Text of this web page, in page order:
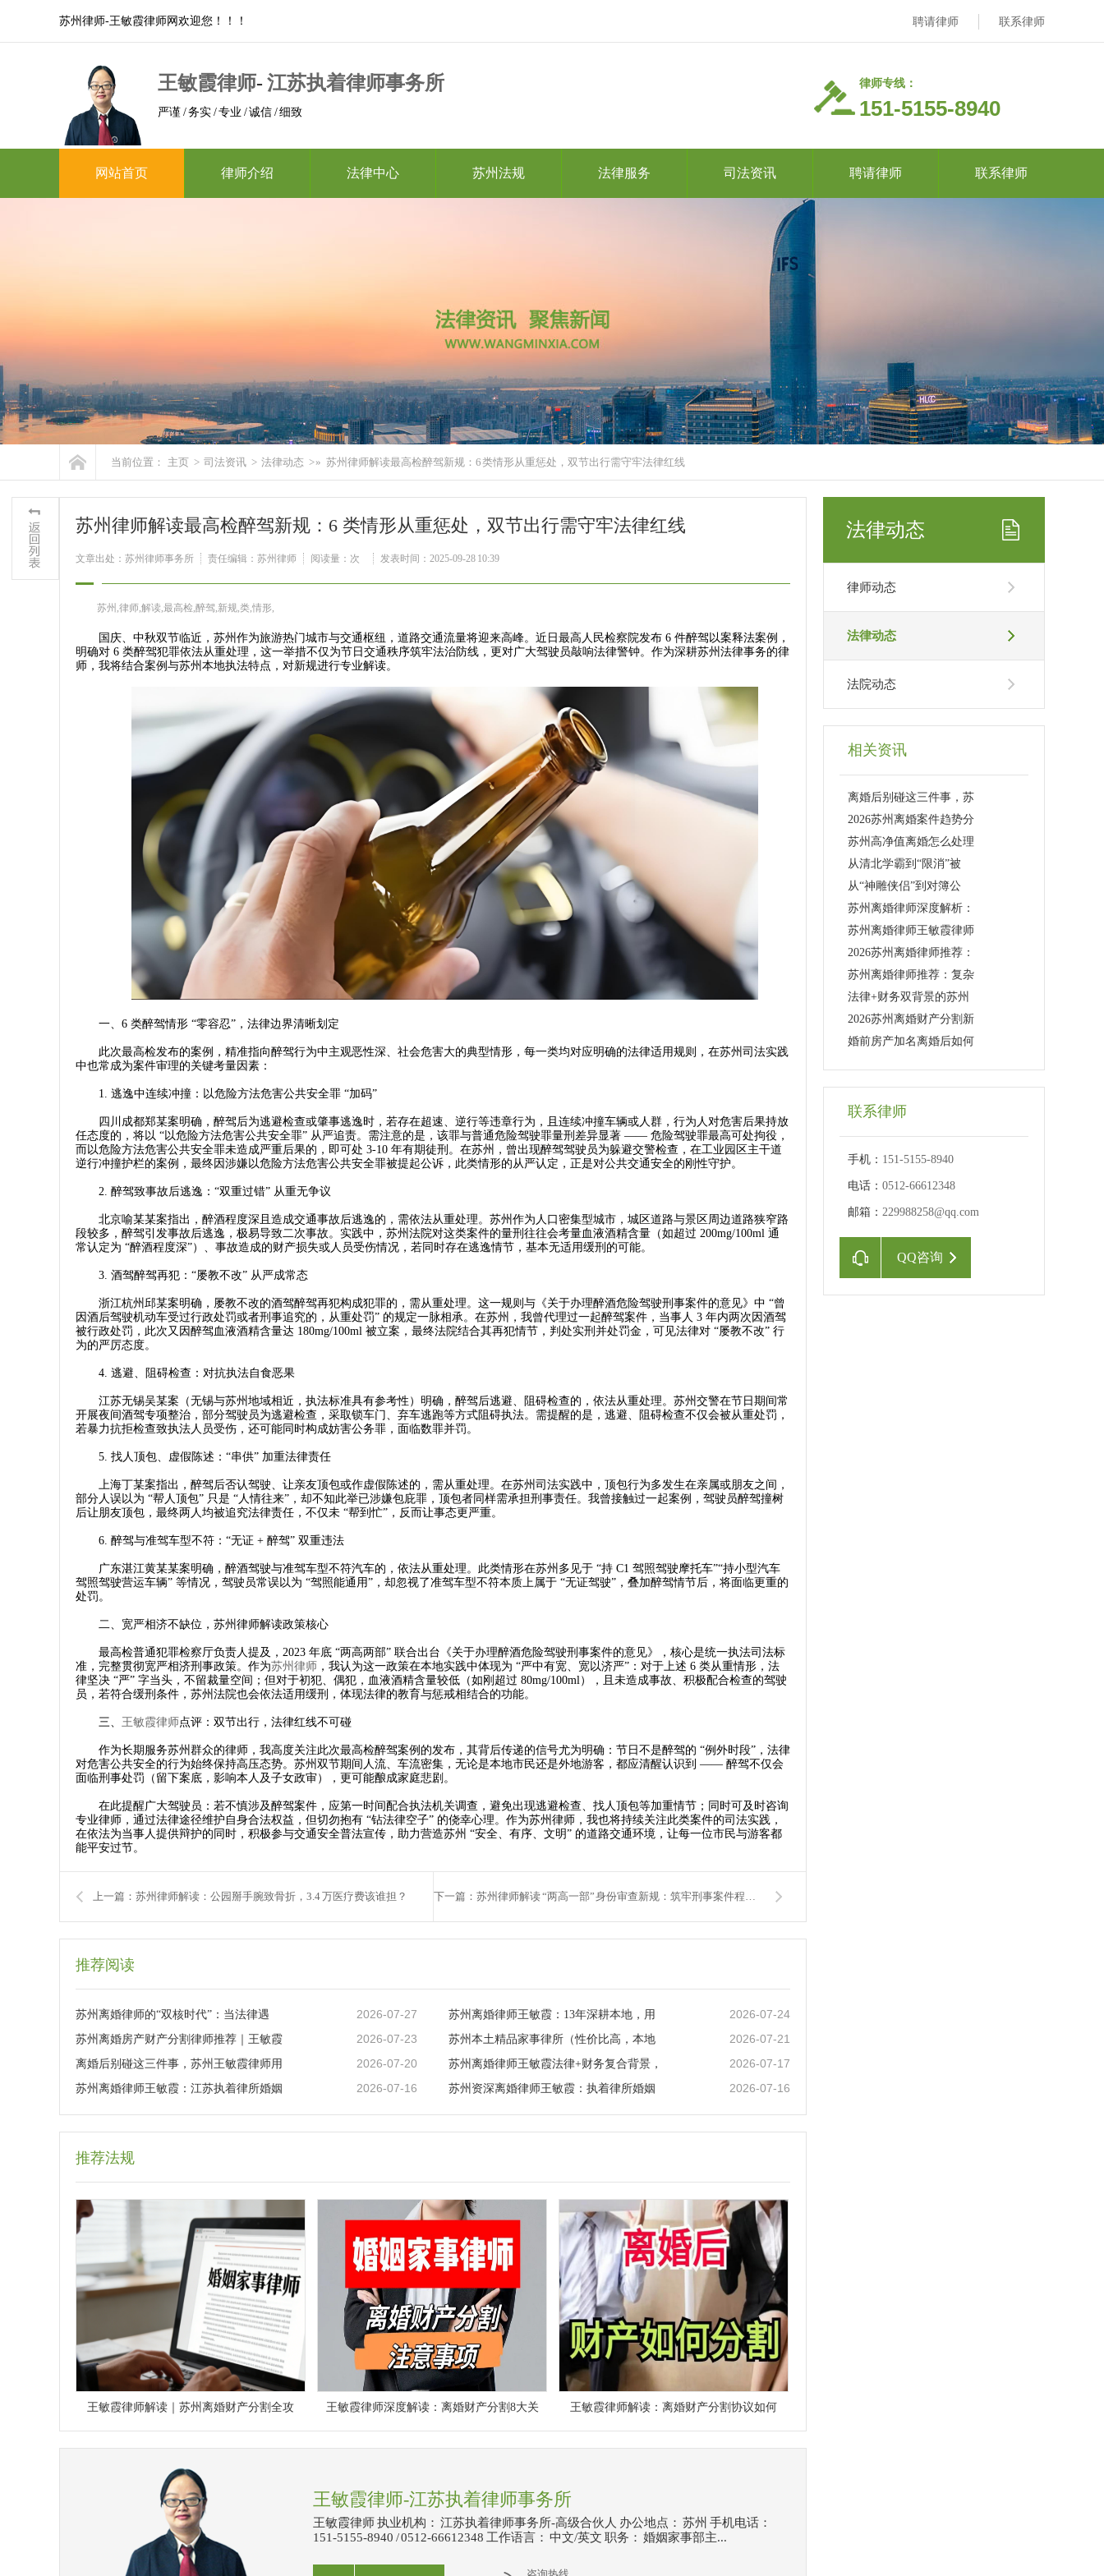
苏州律师-王敏霞律师网欢迎您！！！ 聘请律师 联系律师
王敏霞律师- 江苏执着律师事务所
严谨 / 务实 / 专业 / 诚信 / 细致
律师专线：
151-5155-8940
网站首页 律师介绍 法律中心 苏州法规 法律服务 司法资讯 聘请律师 联系律师
当前位置： 主页 > 司法资讯 > 法律动态 > » 苏州律师解读最高检醉驾新规：6 类情形从重惩处，双节出行需守牢法律红线
苏州律师解读最高检醉驾新规：6 类情形从重惩处，双节出行需守牢法律红线
文章出处：苏州律师事务所 责任编辑：苏州律师 阅读量： 次 发表时间：2025-09-28 10:39
苏州,律师,解读,最高检,醉驾,新规,类,情形,
国庆、中秋双节临近，苏州作为旅游热门城市与交通枢纽，道路交通流量将迎来高峰。近日最高人民检察院发布 6 件醉驾以案释法案例，
明确对 6 类醉驾犯罪依法从重处理，这一举措不仅为节日交通秩序筑牢法治防线，更对广大驾驶员敲响法律警钟。作为深耕苏州法律事务的律
师，我将结合案例与苏州本地执法特点，对新规进行专业解读。​
一、6 类醉驾情形 “零容忍”，法律边界清晰划定​
此次最高检发布的案例，精准指向醉驾行为中主观恶性深、社会危害大的典型情形，每一类均对应明确的法律适用规则，在苏州司法实践
中也常成为案件审理的关键考量因素：​
1. 逃逸中连续冲撞：以危险方法危害公共安全罪 “加码”​
四川成都郑某案明确，醉驾后为逃避检查或肇事逃逸时，若存在超速、逆行等违章行为，且连续冲撞车辆或人群，行为人对危害后果持放
任态度的，将以 “以危险方法危害公共安全罪” 从严追责。需注意的是，该罪与普通危险驾驶罪量刑差异显著 —— 危险驾驶罪最高可处拘役，
而以危险方法危害公共安全罪未造成严重后果的，即可处 3-10 年有期徒刑。在苏州，曾出现醉驾驾驶员为躲避交警检查，在工业园区主干道
逆行冲撞护栏的案例，最终因涉嫌以危险方法危害公共安全罪被提起公诉，此类情形的从严认定，正是对公共交通安全的刚性守护。​
2. 醉驾致事故后逃逸：“双重过错” 从重无争议​
北京喻某某案指出，醉酒程度深且造成交通事故后逃逸的，需依法从重处理。苏州作为人口密集型城市，城区道路与景区周边道路狭窄路
段较多，醉驾引发事故后逃逸，极易导致二次事故。实践中，苏州法院对这类案件的量刑往往会考量血液酒精含量（如超过 200mg/100ml 通
常认定为 “醉酒程度深”）、事故造成的财产损失或人员受伤情况，若同时存在逃逸情节，基本无适用缓刑的可能。​
3. 酒驾醉驾再犯：“屡教不改” 从严成常态​
浙江杭州邱某案明确，屡教不改的酒驾醉驾再犯构成犯罪的，需从重处理。这一规则与《关于办理醉酒危险驾驶刑事案件的意见》中 “曾
因酒后驾驶机动车受过行政处罚或者刑事追究的，从重处罚” 的规定一脉相承。在苏州，我曾代理过一起醉驾案件，当事人 3 年内两次因酒驾
被行政处罚，此次又因醉驾血液酒精含量达 180mg/100ml 被立案，最终法院结合其再犯情节，判处实刑并处罚金，可见法律对 “屡教不改” 行
为的严厉态度。​
4. 逃避、阻碍检查：对抗执法自食恶果​
江苏无锡吴某案（无锡与苏州地域相近，执法标准具有参考性）明确，醉驾后逃避、阻碍检查的，依法从重处理。苏州交警在节日期间常
开展夜间酒驾专项整治，部分驾驶员为逃避检查，采取锁车门、弃车逃跑等方式阻碍执法。需提醒的是，逃避、阻碍检查不仅会被从重处罚，
若暴力抗拒检查致执法人员受伤，还可能同时构成妨害公务罪，面临数罪并罚。​
5. 找人顶包、虚假陈述：“串供” 加重法律责任​
上海丁某案指出，醉驾后否认驾驶、让亲友顶包或作虚假陈述的，需从重处理。在苏州司法实践中，顶包行为多发生在亲属或朋友之间，
部分人误以为 “帮人顶包” 只是 “人情往来”，却不知此举已涉嫌包庇罪，顶包者同样需承担刑事责任。我曾接触过一起案例，驾驶员醉驾撞树
后让朋友顶包，最终两人均被追究法律责任，不仅未 “帮到忙”，反而让事态更严重。​
6. 醉驾与准驾车型不符：“无证 + 醉驾” 双重违法​
广东湛江黄某某案明确，醉酒驾驶与准驾车型不符汽车的，依法从重处理。此类情形在苏州多见于 “持 C1 驾照驾驶摩托车”“持小型汽车
驾照驾驶营运车辆” 等情况，驾驶员常误以为 “驾照能通用”，却忽视了准驾车型不符本质上属于 “无证驾驶”，叠加醉驾情节后，将面临更重的
处罚。​
二、宽严相济不缺位，苏州律师解读政策核心​
最高检普通犯罪检察厅负责人提及，2023 年底 “两高两部” 联合出台《关于办理醉酒危险驾驶刑事案件的意见》，核心是统一执法司法标
准，完整贯彻宽严相济刑事政策。作为苏州律师 ，我认为这一政策在本地实践中体现为 “严中有宽、宽以济严”：对于上述 6 类从重情形，法
律坚决 “严” 字当头，不留裁量空间；但对于初犯、偶犯，血液酒精含量较低（如刚超过 80mg/100ml），且未造成事故、积极配合检查的驾驶
员，若符合缓刑条件，苏州法院也会依法适用缓刑，体现法律的教育与惩戒相结合的功能。​
三、 王敏霞律师点评：双节出行，法律红线不可碰​
作为长期服务苏州群众的律师，我高度关注此次最高检醉驾案例的发布，其背后传递的信号尤为明确：节日不是醉驾的 “例外时段”，法律
对危害公共安全的行为始终保持高压态势。苏州双节期间人流、车流密集，无论是本地市民还是外地游客，都应清醒认识到 —— 醉驾不仅会
面临刑事处罚（留下案底，影响本人及子女政审），更可能酿成家庭悲剧。​
在此提醒广大驾驶员：若不慎涉及醉驾案件，应第一时间配合执法机关调查，避免出现逃避检查、找人顶包等加重情节；同时可及时咨询
专业律师，通过法律途径维护自身合法权益，但切勿抱有 “钻法律空子” 的侥幸心理。作为苏州律师，我也将持续关注此类案件的司法实践，
在依法为当事人提供辩护的同时，积极参与交通安全普法宣传，助力营造苏州 “安全、有序、文明” 的道路交通环境，让每一位市民与游客都
能平安过节。
上一篇：苏州律师解读：公园掰手腕致骨折，3.4 万医疗费该谁担？ 下一篇：苏州律师解读 “两高一部” 身份审查新规：筑牢刑事案件程序正义的苏州屏障
推荐阅读
苏州离婚律师的“双核时代”：当法律遇 2026-07-27 苏州离婚律师王敏霞：13年深耕本地，用 2026-07-24
苏州离婚房产财产分割律师推荐｜王敏霞 2026-07-23 苏州本土精品家事律所（性价比高，本地 2026-07-21
离婚后别碰这三件事，苏州王敏霞律师用 2026-07-20 苏州离婚律师王敏霞法律+财务复合背景， 2026-07-17
苏州离婚律师王敏霞：江苏执着律所婚姻 2026-07-16 苏州资深离婚律师王敏霞：执着律所婚姻 2026-07-16
推荐法规
王敏霞律师解读｜苏州离婚财产分割全攻 王敏霞律师深度解读：离婚财产分割8大关 王敏霞律师解读：离婚财产分割协议如何
王敏霞律师-江苏执着律师事务所
王敏霞律师 执业机构： 江苏执着律师事务所-高级合伙人 办公地点： 苏州 手机电话：
151-5155-8940 / 0512-66612348 工作语言： 中文/英文 职务： 婚姻家事部主...
法律动态
律师动态
法律动态
法院动态
相关资讯
离婚后别碰这三件事，苏
2026苏州离婚案件趋势分
苏州高净值离婚怎么处理
从清北学霸到“限消”被
从“神雕侠侣”到对簿公
苏州离婚律师深度解析：
苏州离婚律师王敏霞律师
2026苏州离婚律师推荐：
苏州离婚律师推荐：复杂
法律+财务双背景的苏州
2026苏州离婚财产分割新
婚前房产加名离婚后如何
联系律师
手机： 151-5155-8940
电话： 0512-66612348
邮箱： 229988258@qq.com
QQ咨询